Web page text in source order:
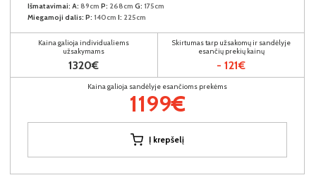
Išmatavimai: A: 89cm P: 268cm G: 175cm
Miegamoji dalis: P: 140cm I: 225cm
Kaina galioja individualiems
užsakymams
1320€
Skirtumas tarp užsakomų ir sandėlyje
esančių prekių kainų
- 121€
Kaina galioja sandėlyje esančioms prekėms
1199€
Į krepšelį